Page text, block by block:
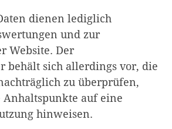
dienen lediglich
und zur
Website. Der
behält sich allerdings vor, die
zu überprüfen,
auf eine
hinweisen.